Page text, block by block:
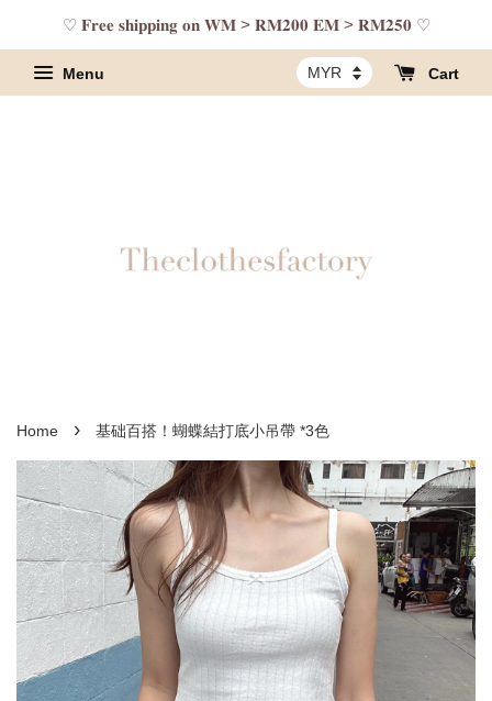
♡ 𝐅𝐫𝐞𝐞 𝐬𝐡𝐢𝐩𝐩𝐢𝐧𝐠 𝐨𝐧 𝐖𝐌 > 𝐑𝐌𝟐𝟎𝟎 𝐄𝐌 > 𝐑𝐌𝟐𝟓𝟎 ♡
Menu Cart
Home › 基础百搭！蝴蝶結打底小吊帶 *3色